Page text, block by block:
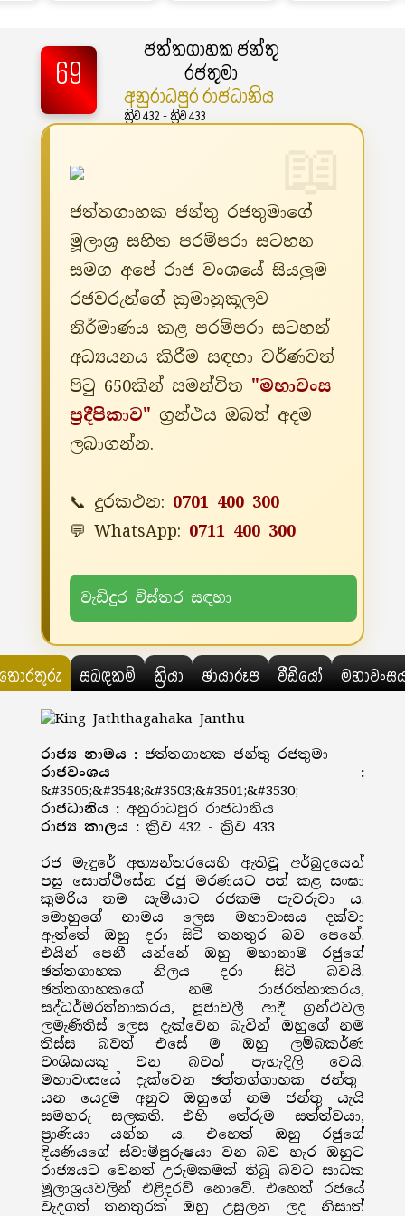
69
ජත්තගාහක ජන්තු
රජතුමා
අනුරාධපුර රාජධානිය
ක්‍රිව 432 - ක්‍රිව 433
ජත්තගාහක ජන්තු රජතුමාගේ
මූලාශ්‍ර සහිත පරම්පරා සටහන
සමග අපේ රාජ වංශයේ සියලුම
රජවරුන්ගේ ක්‍රමානුකූලව
නිර්මාණය කළ පරම්පරා සටහන්
අධ්‍යයනය කිරීම සඳහා වර්ණවත්
පිටු 650කින් සමන්විත "මහාවංස
ප්‍රදීපිකාව" ග්‍රන්ථය ඔබත් අදම
ලබාගන්න.
📞 දුරකථන: 0701 400 300
💬 WhatsApp: 0711 400 300
වැඩිදුර විස්තර සඳහා
සබඳකම් ක්‍රියා ඡායාරූප වීඩියෝ
රාජ්‍ය නාමය : ජත්තගාහක ජන්තු රජතුමා
රාජවංශය :
&#3505;&#3548;&#3503;&#3501;&#3530;
රාජධානිය : අනුරාධපුර රාජධානිය
රාජ්‍ය කාලය : ක්‍රිව 432 - ක්‍රිව 433
රජ මැඳුරේ අභ්‍යන්තරයෙහි ඇතිවූ අර්බුදයෙන්
පසු සොත්ථිසේන රජු මරණයට පත් කළ සංඝා
කුමරිය තම සැමියාට රජකම පැවරුවා ය.
මොහුගේ නාමය ලෙස මහාවංසය දක්වා
ඇත්තේ ඔහු දරා සිටි තනතුර බව පෙනේ.
එයින් පෙනී යන්නේ ඔහු මහානාම රජුගේ
ඡත්තගාහක නිලය දරා සිටි බවයි.
ඡත්තගාහකගේ නම රාජරත්නාකරය,
සද්ධර්මරත්නාකරය, පූජාවලී ආදී ග්‍රන්ථවල
ලමැණිතිස් ලෙස දැක්වෙන බැවින් ඔහුගේ නම
තිස්ස බවත් එසේ ම ඔහු ලම්බකර්ණ
වංශිකයකු වන බවත් පැහැදිලි වෙයි.
මහාවංසයේ දැක්වෙන ඡත්තග්ගාහක ජන්තු
යන යෙදුම අනුව ඔහුගේ නම ජන්තු යැයි
සමහරු සලකති. එහි තේරුම සත්ත්වයා,
ප්‍රාණියා යන්න ය. එහෙත් ඔහු රජුගේ
දියණියගේ ස්වාමිපුරුෂයා වන බව හැර ඔහුට
රාජ්‍යයට වෙනත් උරුමකමක් තිබූ බවට සාධක
මූලාශ්‍රයවලින් එළිදරව් නොවේ. එහෙත් රජයේ
වැදගත් තනතුරක් ඔහු උසුලන ලද නිසාත්